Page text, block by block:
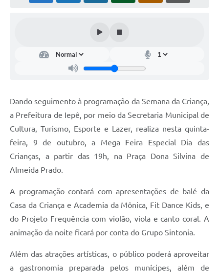
Legislação
Notícias
Secretarias
Links
Telefones Úteis
A Prefeitura
Diário Oficial
Dando seguimento à programação da Semana da Criança,
a Prefeitura de Iepê, por meio da Secretaria Municipal de
Cultura, Turismo, Esporte e Lazer, realiza nesta quinta-
feira, 9 de outubro, a Mega Feira Especial Dia das
Crianças, a partir das 19h, na Praça Dona Silvina de
Almeida Prado.
A programação contará com apresentações de balé da
Casa da Criança e Academia da Mônica, Fit Dance Kids, e
do Projeto Frequência com violão, viola e canto coral. A
animação da noite ficará por conta do Grupo Sintonia.
Além das atrações artísticas, o público poderá aproveitar
a gastronomia preparada pelos munícipes, além de